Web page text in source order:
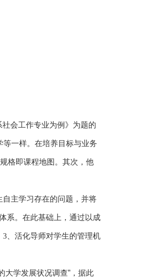
社会工作专业为例》为题的
一样。在培养目标与业务
格即课程地图。其次，他
主学习存在的问题，并将
系。在此基础上，通过以成
3 、活化导师对学生的管理机
大学发展状况调查”，据此